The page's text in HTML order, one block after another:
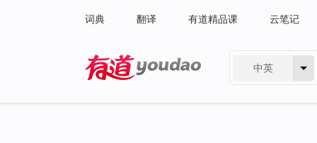
词典 翻译 有道精品课 云笔记
中英